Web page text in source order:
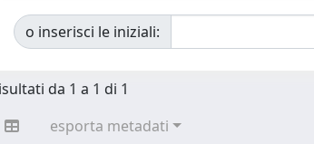
o inserisci le iniziali:
da 1 a 1 di 1
esporta metadati